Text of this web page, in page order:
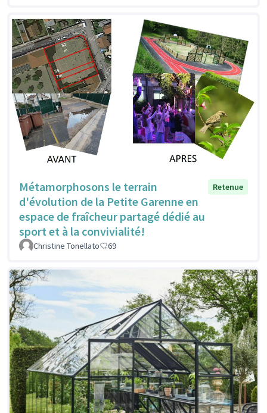
Métamorphosons le terrain
d'évolution de la Petite Garenne en
espace de fraîcheur partagé dédié au
sport et à la convivialité!
Retenue
Christine Tonellato 69